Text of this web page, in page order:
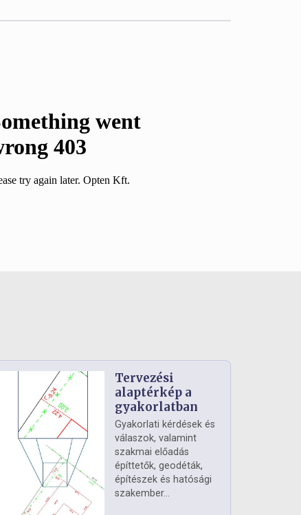
Tervezési
alaptérkép a
gyakorlatban
Gyakorlati kérdések és
válaszok, valamint
szakmai előadás
építtetők, geodéták,
építészek és hatósági
szakember...